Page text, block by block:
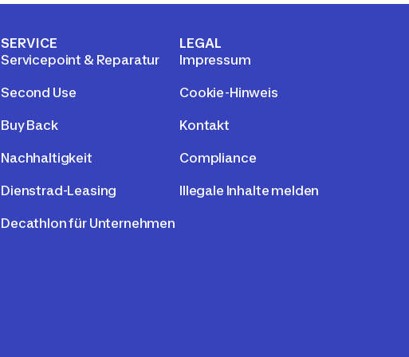
SERVICE
Servicepoint & Reparatur
Second Use
Buy Back
Nachhaltigkeit
Dienstrad-Leasing
Decathlon für Unternehmen
LEGAL
Impressum
Cookie-Hinweis
Kontakt
Compliance
Illegale Inhalte melden